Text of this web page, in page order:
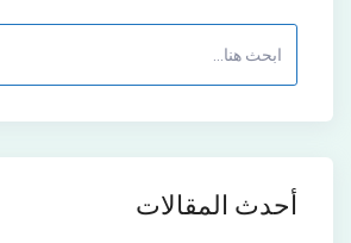
أحدث المقالات